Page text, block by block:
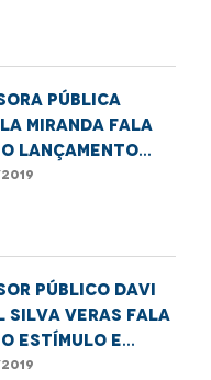
pública
Miranda fala
lançamento
da campanha
público Davi
Silva Veras fala
estímulo e
da Lei